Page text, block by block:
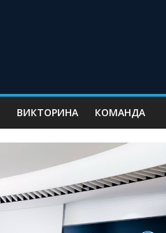
ВИКТОРИНА КОМАНДА